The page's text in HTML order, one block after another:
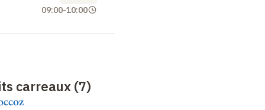
09:00-10:00
carreaux (7)